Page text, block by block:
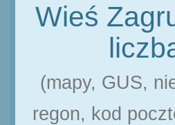
Wieś
(mapy, GUS,
regon, kod